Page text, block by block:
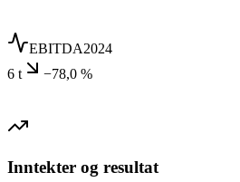
EBITDA2024
6 t
−78,0 %
Inntekter og resultat